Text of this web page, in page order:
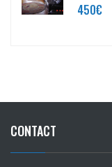
450€
CONTACT